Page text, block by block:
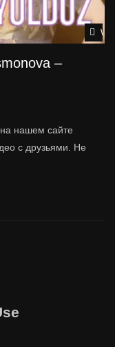
–
нашем сайте
с друзьями. Не